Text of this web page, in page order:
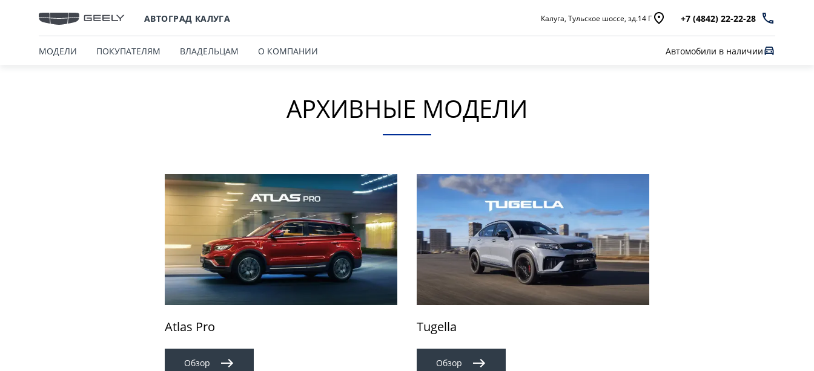
АВТОГРАД КАЛУГА Калуга, Тульское шоссе, зд.14 Г +7 (4842) 22-22-28
МОДЕЛИ ПОКУПАТЕЛЯМ ВЛАДЕЛЬЦАМ О КОМПАНИИ Автомобили в наличии
АРХИВНЫЕ МОДЕЛИ
Atlas Pro
Обзор
Tugella
Обзор